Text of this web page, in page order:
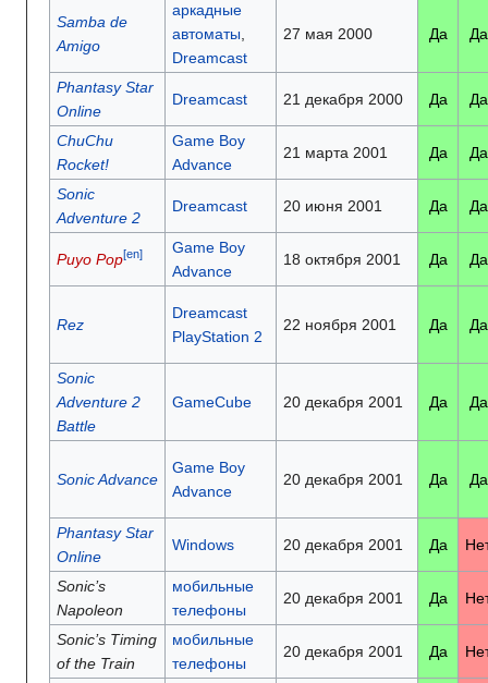
Samba de
Amigo
аркадные
автоматы,
Dreamcast
27 мая 2000 Да Да
Phantasy Star
Online
Dreamcast 21 декабря 2000 Да Да
ChuChu
Rocket!
Game Boy
Advance
21 марта 2001 Да Да
Sonic
Adventure 2
Dreamcast 20 июня 2001 Да Да
Puyo Pop[en]
Game Boy
Advance
18 октября 2001 Да Да
Rez
Dreamcast
PlayStation 2
22 ноября 2001 Да Да
Sonic
Adventure 2
Battle
GameCube 20 декабря 2001 Да Да
Sonic Advance
Game Boy
Advance
20 декабря 2001 Да Да
Phantasy Star
Online
Windows 20 декабря 2001 Да
Sonic’s
Napoleon
мобильные
телефоны
20 декабря 2001 Да
Sonic’s Timing
of the Train
мобильные
телефоны
20 декабря 2001 Да